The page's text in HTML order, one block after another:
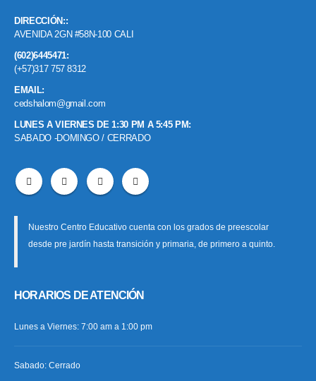
DIRECCIÓN::
AVENIDA 2GN #58N-100 CALI
(602)6445471:
(+57)317 757 8312
EMAIL:
cedshalom@gmail.com
LUNES A VIERNES DE 1:30 PM A 5:45 PM:
SABADO -DOMINGO / CERRADO
Nuestro Centro Educativo cuenta con los grados de preescolar
desde pre jardín hasta transición y primaria, de primero a quinto.
HORARIOS DE ATENCIÓN
Lunes a Viernes: 7:00 am a 1:00 pm
Sabado: Cerrado